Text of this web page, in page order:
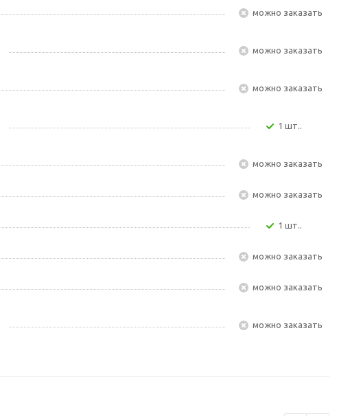
Можно заказать
Можно заказать
Можно заказать
1 шт..
Можно заказать
Можно заказать
1 шт..
Можно заказать
Можно заказать
Можно заказать